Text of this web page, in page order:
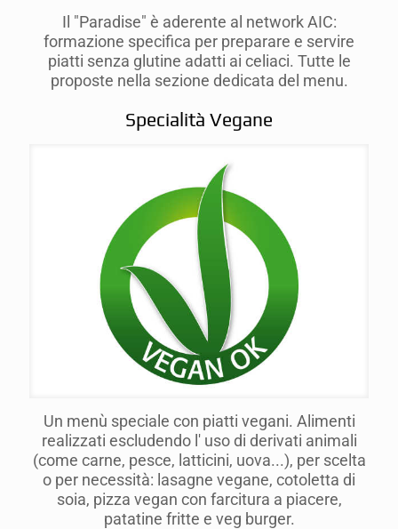
Il "Paradise" è aderente al network AIC:
formazione specifica per preparare e servire
piatti senza glutine adatti ai celiaci. Tutte le
proposte nella sezione dedicata del menu.
Specialità Vegane
Un menù speciale con piatti vegani. Alimenti
realizzati escludendo l' uso di derivati animali
(come carne, pesce, latticini, uova...), per scelta
o per necessità: lasagne vegane, cotoletta di
soia, pizza vegan con farcitura a piacere,
patatine fritte e veg burger.